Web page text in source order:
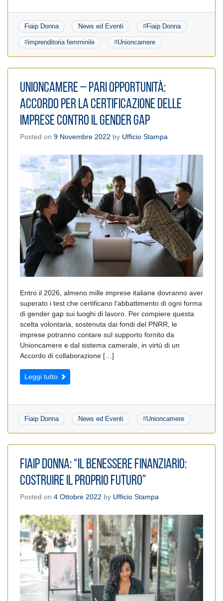
Fiaip Donna News ed Eventi #Fiaip Donna
#imprenditoria femminile #Unioncamere
Unioncamere – Pari Opportunità:
accordo per la certificazione delle
imprese contro il gender gap
Posted on 9 Novembre 2022 by Ufficio Stampa
Entro il 2026, almeno mille imprese italiane dovranno aver
superato i test che certificano l’abbattimento di ogni forma
di gender gap sui luoghi di lavoro. Per compiere questa
scelta volontaria, sostenuta dai fondi del PNRR, le
imprese potranno contare sul supporto fornito da
Unioncamere e dal sistema camerale, in virtù di un
Accordo di collaborazione […]
Leggi tutto
Fiaip Donna News ed Eventi #Unioncamere
Fiaip Donna: “Il benessere finanziario:
costruire il proprio futuro”
Posted on 4 Ottobre 2022 by Ufficio Stampa